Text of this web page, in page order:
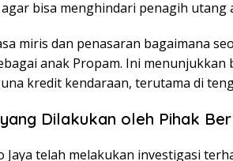
bisa menghindari penagih utang
miris dan penasaran bagaimana
anak Propam. Ini
kredit kendaraan, terutama di
Dilakukan oleh Pihak
Jaya telah melakukan investigasi